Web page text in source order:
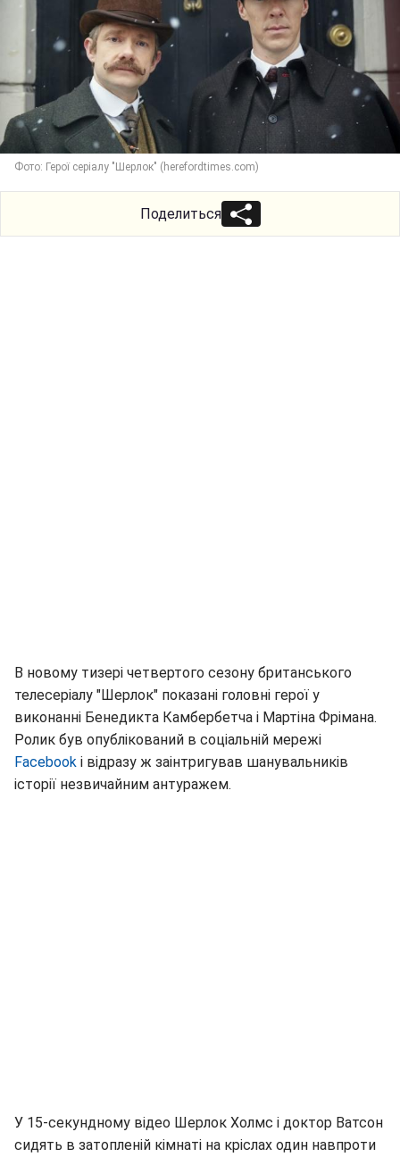
Фото: Герої серіалу "Шерлок" (herefordtimes.com)
Поделиться
В новому тизері четвертого сезону британського
телесеріалу "Шерлок" показані головні герої у
виконанні Бенедикта Камбербетча і Мартіна Фрімана.
Ролик був опублікований в соціальній мережі
Facebook і відразу ж заінтригував шанувальників
історії незвичайним антуражем.
У 15-секундному відео Шерлок Холмс і доктор Ватсон
сидять в затопленій кімнаті на кріслах один навпроти